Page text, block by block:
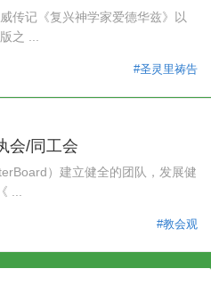
传记《复兴神学家爱德华兹》以
之 ...
#圣灵里祷告
会/同工会
）建立健全的团队，发展健
...
#教会观